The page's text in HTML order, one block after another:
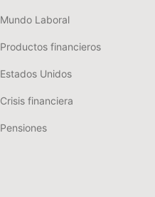
Mundo Laboral
Productos financieros
Estados Unidos
Crisis financiera
Pensiones